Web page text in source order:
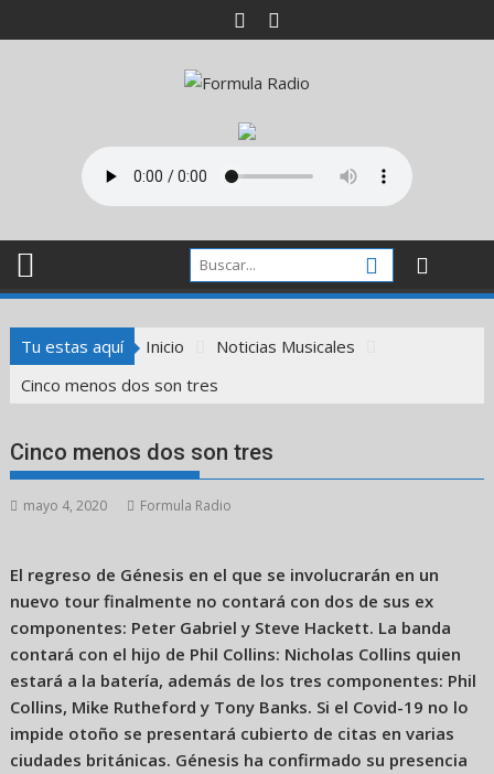
al
Tu estas aquí Inicio
Noticias Musicales
Cinco menos dos son tres
Cinco menos dos son tres
mayo 4, 2020 Formula Radio
El regreso de Génesis en el que se involucrarán en un
nuevo tour finalmente no contará con dos de sus ex
componentes: Peter Gabriel y Steve Hackett. La banda
contará con el hijo de Phil Collins: Nicholas Collins quien
estará a la batería, además de los tres componentes: Phil
Collins, Mike Rutheford y Tony Banks. Si el Covid-19 no lo
impide otoño se presentará cubierto de citas en varias
ciudades británicas. Génesis ha confirmado su presencia